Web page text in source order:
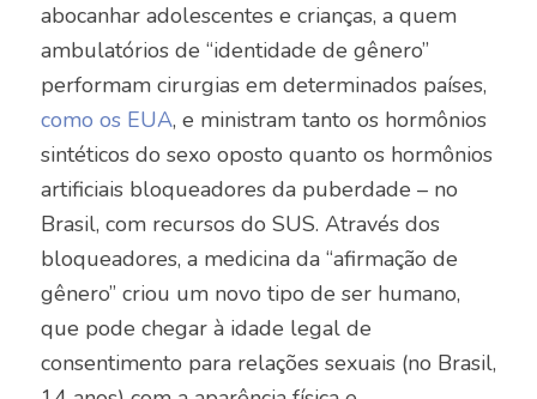
abocanhar adolescentes e crianças, a quem
ambulatórios de “identidade de gênero”
performam cirurgias em determinados países,
como os EUA, e ministram tanto os hormônios
sintéticos do sexo oposto quanto os hormônios
artificiais bloqueadores da puberdade – no
Brasil, com recursos do SUS. Através dos
bloqueadores, a medicina da “afirmação de
gênero” criou um novo tipo de ser humano,
que pode chegar à idade legal de
consentimento para relações sexuais (no Brasil,